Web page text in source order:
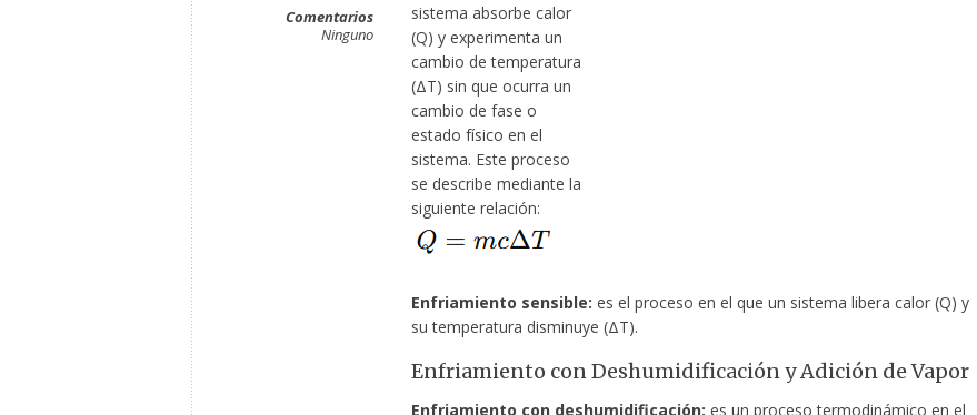
Comentarios
Ninguno
sistema absorbe calor
(Q) y experimenta un
cambio de temperatura
(ΔT) sin que ocurra un
cambio de fase o
estado físico en el
sistema. Este proceso
se describe mediante la
siguiente relación:
Enfriamiento sensible: es el proceso en el que un sistema libera calor (Q) y
su temperatura disminuye (ΔT).
Enfriamiento con Deshumidificación y Adición de Vapor
Enfriamiento con deshumidificación: es un proceso termodinámico en el